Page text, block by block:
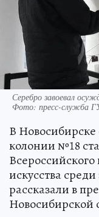
Серебро завоевал
Фото: пресс-служба
В
колонии №18
искусства
рассказали в
Новосибирской